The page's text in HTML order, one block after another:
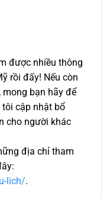
được nhiều thông
rồi đấy! Nếu còn
bạn hãy để
cập nhật bổ
cho người khác
địa chỉ tham
lich/.